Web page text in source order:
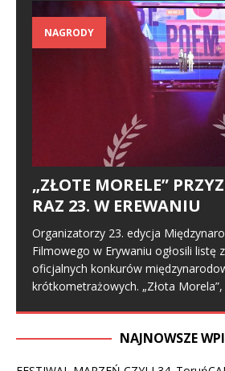
NAGRODY
„ZŁOTE MORELE”
RAZ 23. W EREWANIU
Organizatorzy 23. edycja
Filmowego w Erywaniu ogłosili listę
oficjalnych konkurów
krótkometrażowych. „Złota
NAJNOWSZE